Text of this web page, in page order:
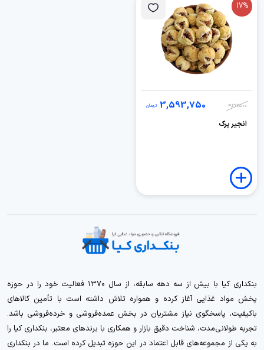
17%
4,312,500
3,593,750 تومان
انجیر پرک
بنکداری کیا با بیش از سه دهه سابقه، از سال ۱۳۷۰ فعالیت خود را در حوزه
پخش مواد غذایی آغاز کرده و همواره تلاش داشته است با تأمین کالاهای
باکیفیت، پاسخگوی نیاز مشتریان در بخش عمده‌فروشی و خرده‌فروشی باشد.
تجربه طولانی‌مدت، شناخت دقیق بازار و همکاری با برندهای معتبر، بنکداری کیا را
به یکی از مجموعه‌های قابل اعتماد در این حوزه تبدیل کرده است. ما در بنکداری